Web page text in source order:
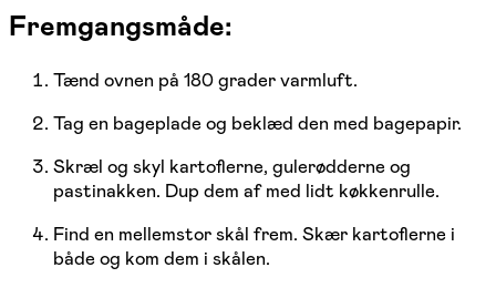
Fremgangsmåde:
Tænd ovnen på 180 grader varmluft.
Tag en bageplade og beklæd den med bagepapir.
Skræl og skyl kartoflerne, gulerødderne og
pastinakken. Dup dem af med lidt køkkenrulle.
Find en mellemstor skål frem. Skær kartoflerne i
både og kom dem i skålen.